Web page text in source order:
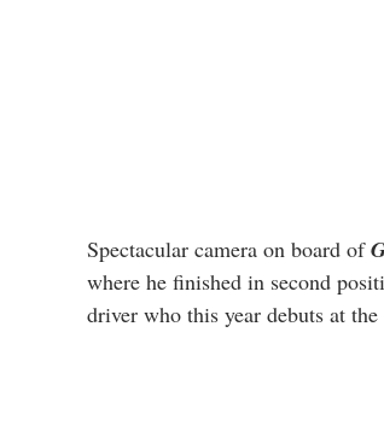
Spectacular camera on board of
where he finished in second
driver who this year debuts at the